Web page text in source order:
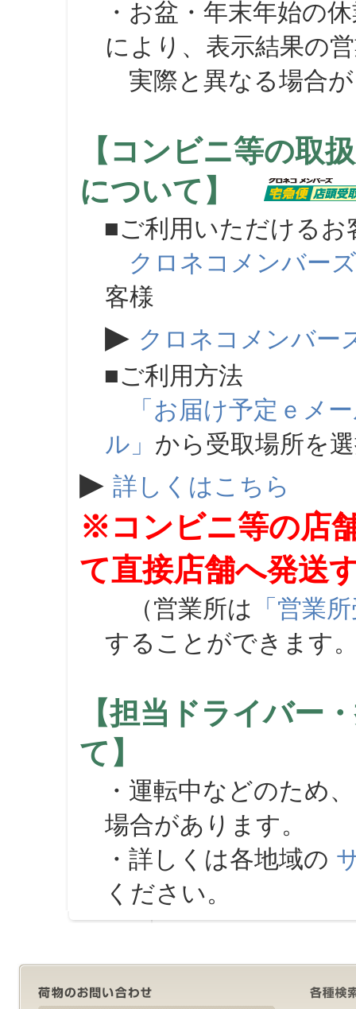
・お盆・年末年始の
により、表示結果の
実際と異なる場合が
【コンビニ等の取
について】
■ご利用いただけるお
クロネコメンバーズ
客様
▶ クロネコメンバー
■ご利用方法
「お届け予定ｅメ
ル」 から受取場所を
▶ 詳しくはこちら
※コンビニ等の店
て直接店舗へ発送
（営業所は 「営業
することができます
【担当ドライバー
て】
・運転中などのため
場合があります。
・詳しくは各地域の
ください。